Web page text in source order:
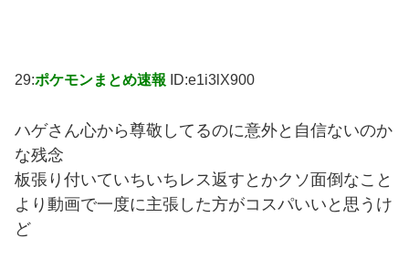
29:ポケモンまとめ速報 ID:e1i3lX900
ハゲさん心から尊敬してるのに意外と自信ないのか
な残念
板張り付いていちいちレス返すとかクソ面倒なこと
より動画で一度に主張した方がコスパいいと思うけ
ど